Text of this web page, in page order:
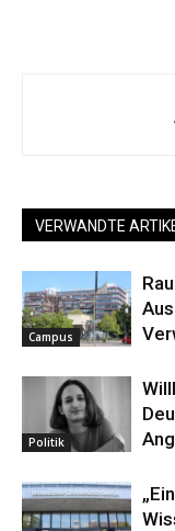
VERWANDTE
Campus
Politik